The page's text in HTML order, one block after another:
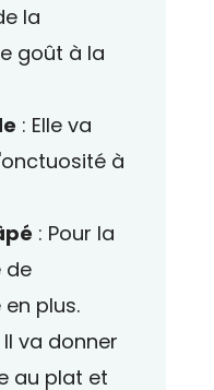
la
goût à la
: Elle va
à
: Pour la
de
plus.
Il va donner
au plat et